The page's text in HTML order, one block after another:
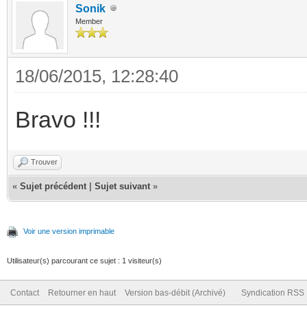
Sonik
Member
18/06/2015, 12:28:40
Bravo !!!
Trouver
« Sujet précédent Sujet suivant »
Voir une version imprimable
Utilisateur(s) parcourant ce sujet : 1 visiteur(s)
Contact Retourner en haut Version bas-débit (Archivé) Syndication RSS